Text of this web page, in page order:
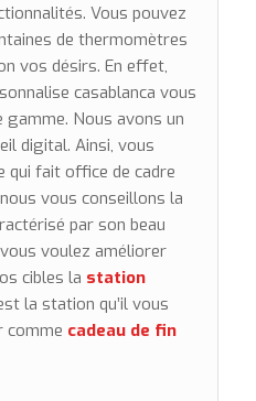
Vous pouvez
de thermomètres
vos désirs. En effet,
casablanca vous
gamme. Nous avons un
digital. Ainsi, vous
qui fait office de cadre
vous conseillons la
par son beau
voulez améliorer
cibles la station
la station qu’il vous
comme cadeau de fin